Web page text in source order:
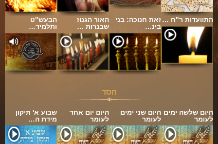
הבעש"ט
ותלמיד…
האור הגנוז
שבנרות …
זאת חנוכה: בני
בינ…
התוועדות ר"ח …
חסד
שבוע א' תיקון
מידת ה…
היום יום אחד
לעומר
היום שני ימים
לעומר
היום שלשה ימים
לעומר